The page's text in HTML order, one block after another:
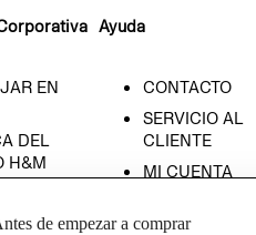
EN
DEL
H&M
Ayuda
CONTACTO
SERVICIO AL
CLIENTE
MI CUENTA
TIENDAS
de empezar a comprar